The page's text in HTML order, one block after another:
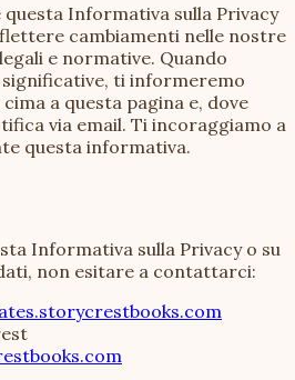
Informativa sulla Privacy
cambiamenti nelle nostre
e normative. Quando
ti informeremo
a questa pagina e, dove
via email. Ti incoraggiamo a
questa informativa.
Informativa sulla Privacy o su
non esitare a contattarci: